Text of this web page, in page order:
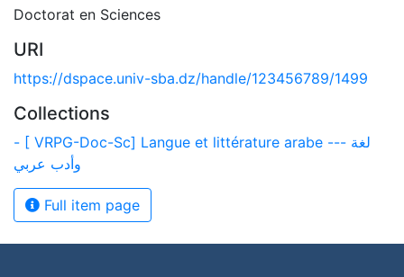
Doctorat en Sciences
URI
https://dspace.univ-sba.dz/handle/123456789/1499
Collections
- [ VRPG-Doc-Sc] Langue et littérature arabe --- لغة
وأدب عربي
Full item page